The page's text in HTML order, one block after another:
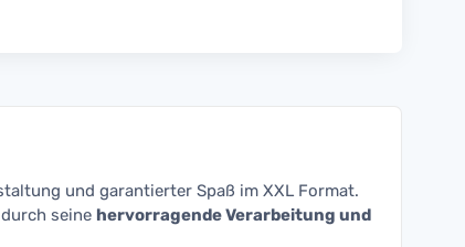
und garantierter Spaß im XXL Format.
seine hervorragende Verarbeitung und